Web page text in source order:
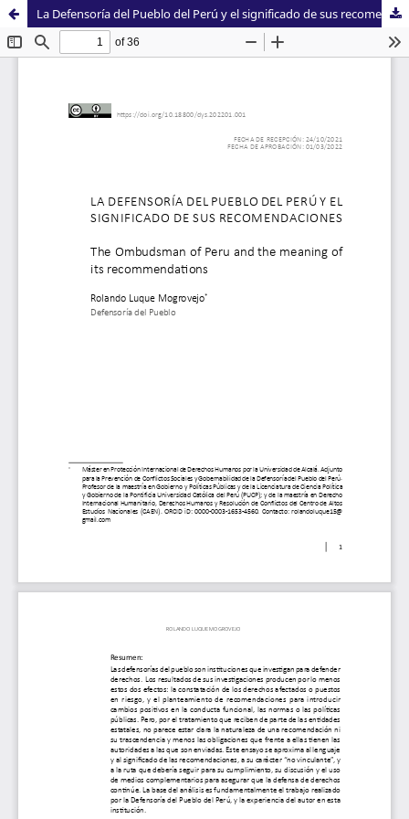
La Defensoría del Pueblo del Perú y el significado de sus recomendaciones